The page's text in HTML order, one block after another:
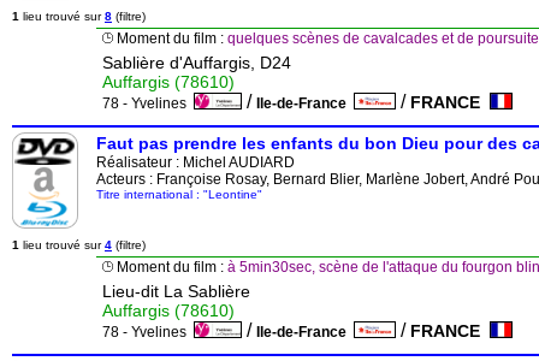
1 lieu trouvé sur8 (filtre)
Moment du film : quelques scènes de cavalcades et de
Sablière d'Auffargis, D24
Auffargis (78610)
78 - Yvelines / Ile-de-France / FRANCE
Faut pas prendre les enfants du bon Dieu pour des
Réalisateur : Michel AUDIARD
Acteurs : Françoise Rosay, Bernard Blier, Marlène Jobert, André
Titre international : "Leontine"
1 lieu trouvé sur4 (filtre)
Moment du film : à 5min30sec, scène de l'attaque du fourgon
Lieu-dit La Sablière
Auffargis (78610)
78 - Yvelines / Ile-de-France / FRANCE